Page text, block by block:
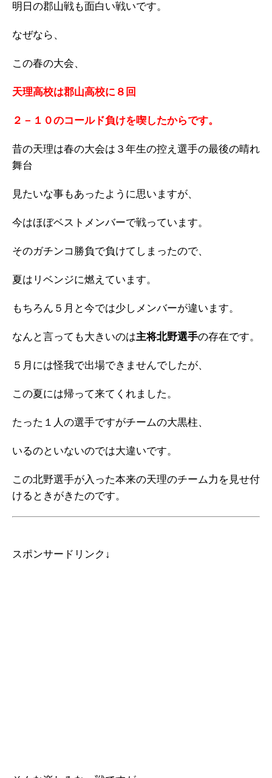
明日の郡山戦も面白い戦いです。
なぜなら、
この春の大会、
天理高校は郡山高校に８回
２－１０のコールド負けを喫したからです。
昔の天理は春の大会は３年生の控え選手の最後の晴れ
舞台
見たいな事もあったように思いますが、
今はほぼベストメンバーで戦っています。
そのガチンコ勝負で負けてしまったので、
夏はリベンジに燃えています。
もちろん５月と今では少しメンバーが違います。
なんと言っても大きいのは主将北野選手の存在です。
５月には怪我で出場できませんでしたが、
この夏には帰って来てくれました。
たった１人の選手ですがチームの大黒柱、
いるのといないのでは大違いです。
この北野選手が入った本来の天理のチーム力を見せ付
けるときがきたのです。
スポンサードリンク↓